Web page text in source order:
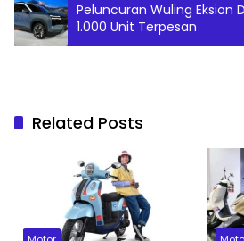
Peluncuran Wuling Eksion
1.000 Unit Terpesan
Related Posts